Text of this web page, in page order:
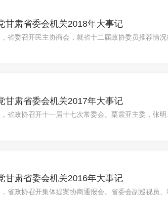
甘肃省委会机关2018年大事记
省委召开民主协商会，就省十二届政协委员推荐情
甘肃省委会机关2017年大事记
省政协召开十一届十七次常委会。栗震亚主委，张
甘肃省委会机关2016年大事记
省政协召开集体提案协商通报会。省委会副巡视员